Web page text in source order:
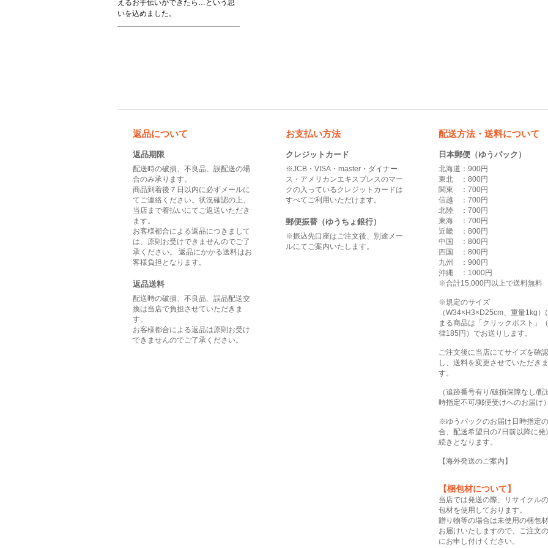
えるお手伝いができたら…という思
いを込めました。
返品について
返品期限
配送時の破損、不良品、誤配送の場
合のみ承ります。
商品到着後７日以内に必ずメールに
てご連絡ください。状況確認の上、
当店まで着払いにてご返送いただき
ます。
お客様都合による返品につきまして
は、原則お受けできませんのでご了
承ください。 返品にかかる送料はお
客様負担となります。
返品送料
配送時の破損、不良品、誤品配送交
換は当店で負担させていただきま
す。
お客様都合による返品は原則お受け
できませんのでご了承ください。
お支払い方法
クレジットカード
※JCB・VISA・master・ダイナー
ス・アメリカンエキスプレスのマー
クの入っているクレジットカードは
すべてご利用いただけます。
郵便振替（ゆうちょ銀行）
※振込先口座はご注文後、別途メー
ルにてご案内いたします。
配送方法・送料について
日本郵便（ゆうパック）
北海道：900円
東北 ：800円
関東 ：700円
信越 ：700円
北陸 ：700円
東海 ：700円
近畿 ：800円
中国 ：800円
四国 ：800円
九州 ：900円
沖縄 ：1000円
※合計15,000円以上で送料無料
※規定のサイズ
（W34×H3×D25cm、重量1kg）
まる商品は「クリックポスト」
律185円）でお送りします。
ご注文後に当店にてサイズを確認
し、送料を変更させていただきま
す。
（追跡番号有り/破損保障なし/配
時指定不可/郵便受けへのお届け
※ゆうパックのお届け日時指定
合、配送希望日の7日前以降に発
続きとなります。
【海外発送のご案内】
【梱包材について】
当店では発送の際、リサイクル
包材を使用しております。
贈り物等の場合は未使用の梱包
お届けいたしますので、ご注文
にお申し付けください。